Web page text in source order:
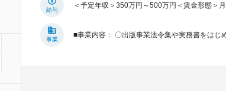
給与
＜予定年収＞350万円～500万円＜賃金形態＞
事業
■事業内容： 〇出版事業法令集や実務書をはじ